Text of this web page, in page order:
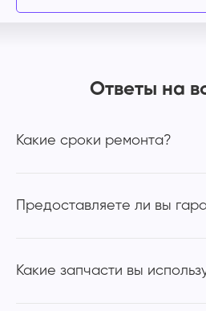
Ответы на
Какие сроки ремонта?
Предоставляете ли вы
Какие запчасти вы